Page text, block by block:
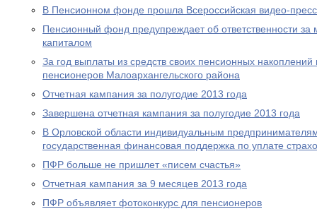
В Пенсионном фонде прошла Всероссийская видео-
Пенсионный фонд предупреждает об ответственности
капиталом
За год выплаты из средств своих пенсионных накоплений
пенсионеров Малоархангельского района
Отчетная кампания за полугодие 2013 года
Завершена отчетная кампания за полугодие 2013 года
В Орловской области индивидуальным
государственная финансовая поддержка по уплате
ПФР больше не пришлет «писем счастья»
Отчетная кампания за 9 месяцев 2013 года
ПФР объявляет фотоконкурс для пенсионеров